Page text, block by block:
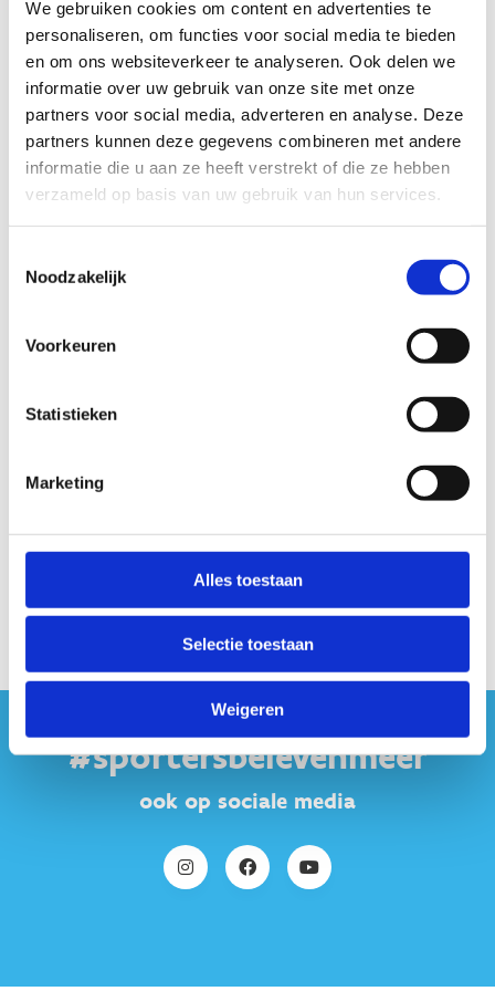
We gebruiken cookies om content en advertenties te
personaliseren, om functies voor social media te bieden
en om ons websiteverkeer te analyseren. Ook delen we
informatie over uw gebruik van onze site met onze
partners voor social media, adverteren en analyse. Deze
partners kunnen deze gegevens combineren met andere
informatie die u aan ze heeft verstrekt of die ze hebben
verzameld op basis van uw gebruik van hun services.
Noodzakelijk
Voorkeuren
Statistieken
Marketing
Alles toestaan
Selectie toestaan
Weigeren
Uitgebreid netwerk : Je kan genieten van maar liefst 25
km aan looppaden. De looproute De Merel is ook
verbonden met de looproute De Maalderij.
: Begin je avontuur vanaf de parking van
domein De Merel, Schippersdreef 7, 2960 Brecht.
Natuurlijke omgeving
: Ervaar de rust en schoonheid
van zowel verharde als onverharde paden.
Startplaatsen
Tilburgbaan
#sportersbelevenmeer
ook op sociale media